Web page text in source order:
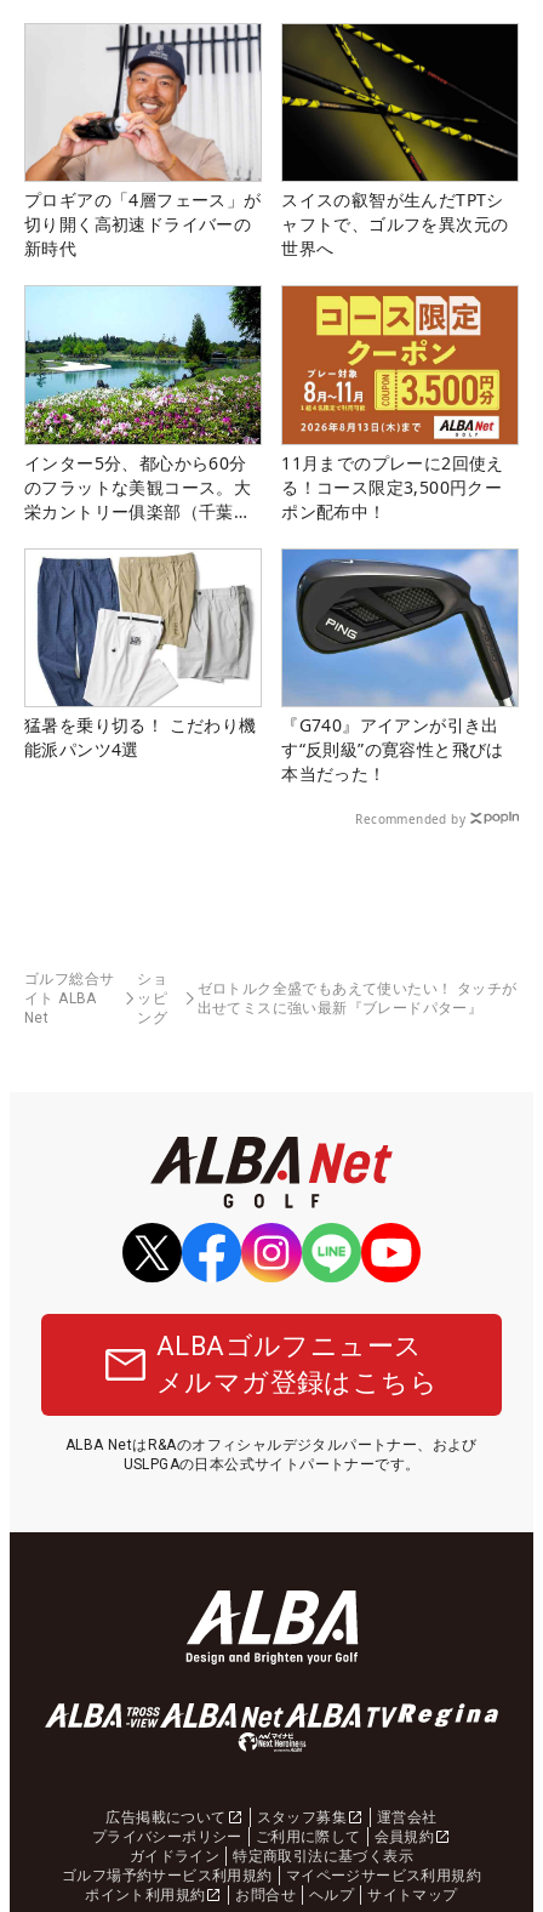
プロギアの「4層フェース」が
切り開く高初速ドライバーの
新時代
スイスの叡智が生んだTPTシ
ャフトで、ゴルフを異次元の
世界へ
インター5分、都心から60分
のフラットな美観コース。大
栄カントリー俱楽部（千葉
11月までのプレーに2回使え
る！コース限定3,500円クー
ポン配布中！
猛暑を乗り切る！ こだわり機
能派パンツ4選
『G740』アイアンが引き出
す“反則級”の寛容性と飛びは
本当だった！
Recommended by
ゴルフ総合サ
イト ALBA
Net
ショ
ッピ
ング
ゼロトルク全盛でもあえて使いたい！ タッチが
出せてミスに強い最新『ブレードパター』
ALBAゴルフニュース
メルマガ登録はこちら
ALBA NetはR&Aのオフィシャルデジタルパートナー、および
USLPGAの日本公式サイトパートナーです。
広告掲載について スタッフ募集
運営会社
プライバシーポリシー
ご利用に際して
会員規約
ガイドライン
特定商取引法に基づく表示
ゴルフ場予約サービス利用規約
マイページサービス利用規約
ポイント利用規約
お問合せ ヘルプ サイトマップ